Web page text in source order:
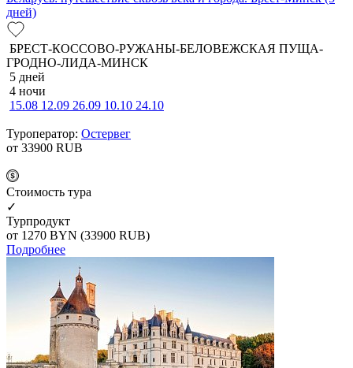
дней)
БРЕСТ-КОССОВО-РУЖАНЫ-БЕЛОВЕЖСКАЯ ПУЩА-
ГРОДНО-ЛИДА-МИНСК
5 дней
4 ночи
15.08 12.09 26.09 10.10 24.10
Туроператор: Остервег
от 33900 RUB
Cтоимость тура
✓
Турпродукт
от 1270 BYN (33900 RUB)
Подробнее